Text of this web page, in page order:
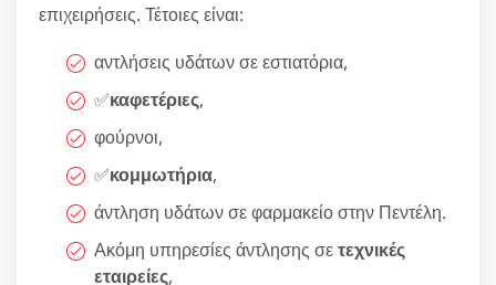
επιχειρήσεις. Τέτοιες είναι:
αντλήσεις υδάτων σε εστιατόρια,
✅καφετέριες,
φούρνοι,
✅κομμωτήρια,
άντληση υδάτων σε φαρμακείο στην Πεντέλη.
Ακόμη υπηρεσίες άντλησης σετεχνικές
εταιρείες,